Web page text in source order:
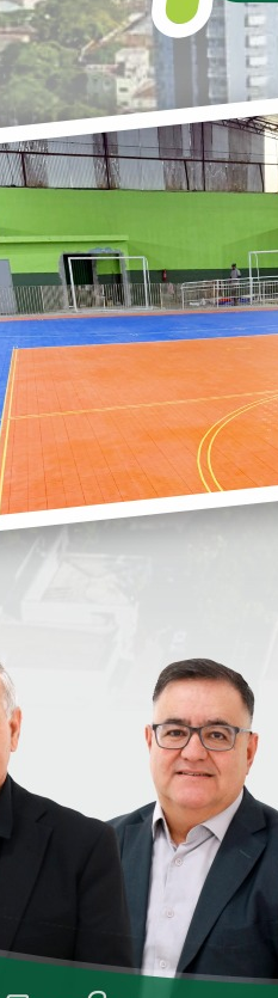
RECAP
EDITAL
FINS DE
PML
EDITAL
FINS DE
PML
gatos.
Secretaria de Saúde